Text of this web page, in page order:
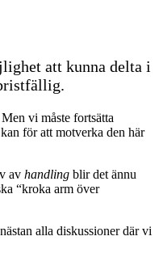
att kunna delta i
vi måste fortsätta
för att motverka den här
av handling blir det ännu
“kroka arm över
alla diskussioner där vi